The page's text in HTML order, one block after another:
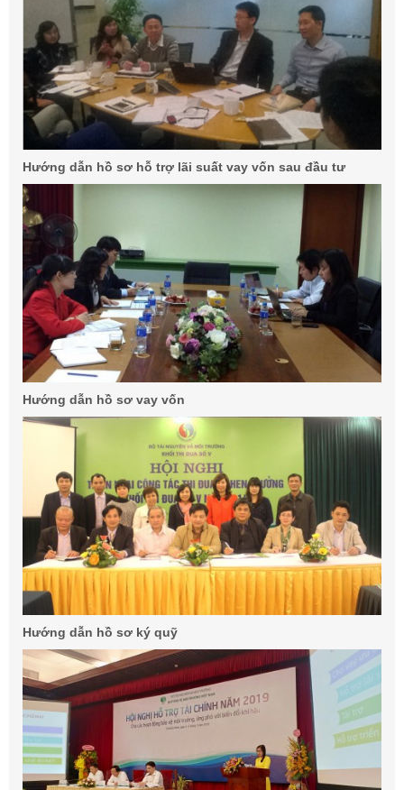
Hướng dẫn hồ sơ hỗ trợ lãi suất vay vốn sau đầu tư
Hướng dẫn hồ sơ vay vốn
Hướng dẫn hồ sơ ký quỹ